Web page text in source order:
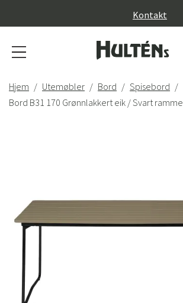
Kontakt
Hjem Utemøbler Bord
Spisebord
Bord B31 170 Grønnlakkert eik / Svart ramme